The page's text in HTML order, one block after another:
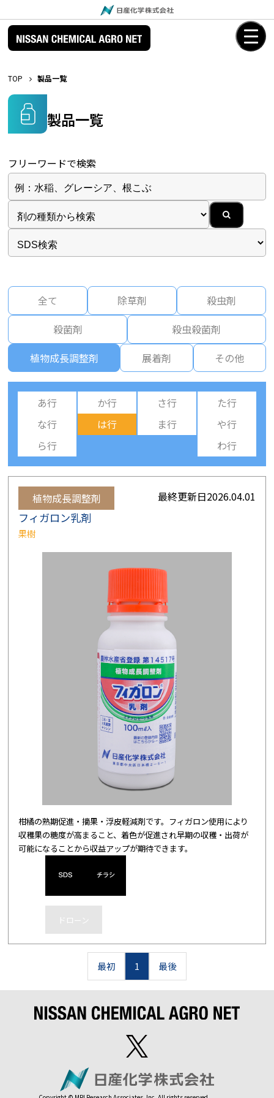
TOP 製品一覧
製品一覧
フリーワードで検索
全て 除草剤
殺虫剤
殺菌剤
殺虫殺菌剤
植物成長調整剤
展着剤 その他
あ行 か行 さ行
た行
な行
は行 ま行
や行
ら行
わ行
植物成長調整剤 最終更新日2026.04.01
フィガロン乳剤
果樹
柑橘の熟期促進・摘果・浮皮軽減剤です。フィガロン使用により
収穫果の糖度が高まること、着色が促進され早期の収穫・出荷が
可能になることから収益アップが期待できます。
ドローン
最初 1 最後